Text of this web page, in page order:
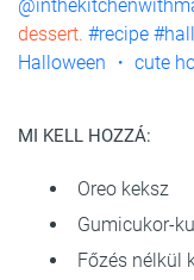
dessert. #recipe
Halloween ・ cute
MI KELL HOZZÁ:
Oreo keksz
Gumicukor-
Főzés nélkül